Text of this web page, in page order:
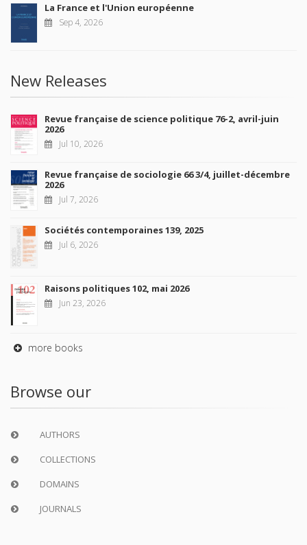
La France et l'Union européenne
Sep 4, 2026
New Releases
Revue française de science politique 76-2, avril-juin
2026
Jul 10, 2026
Revue française de sociologie 66 3/4, juillet-décembre
2026
Jul 7, 2026
Sociétés contemporaines 139, 2025
Jul 6, 2026
Raisons politiques 102, mai 2026
Jun 23, 2026
more books
Browse our
AUTHORS
COLLECTIONS
DOMAINS
JOURNALS